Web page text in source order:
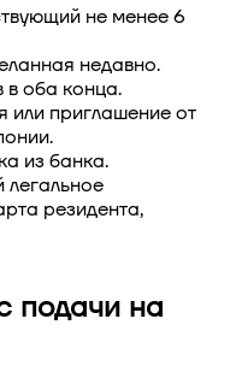
не менее 6
недавно.
в оба конца.
или приглашение от
из банка.
резидента,
подачи на